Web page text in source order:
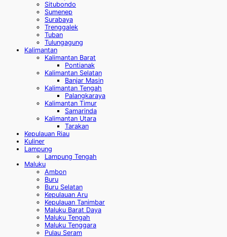
Situbondo
Sumenep
Surabaya
Trenggalek
Tuban
Tulungagung
Kalimantan
Kalimantan Barat
Pontianak
Kalimantan Selatan
Banjar Masin
Kalimantan Tengah
Palangkaraya
Kalimantan Timur
Samarinda
Kalimantan Utara
Tarakan
Kepulauan Riau
Kuliner
Lampung
Lampung Tengah
Maluku
Ambon
Buru
Buru Selatan
Kepulauan Aru
Kepulauan Tanimbar
Maluku Barat Daya
Maluku Tengah
Maluku Tenggara
Pulau Seram